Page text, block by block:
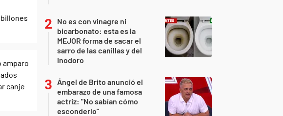
No es con vinagre ni
bicarbonato: esta es la
MEJOR forma de sacar el
sarro de las canillas y del
inodoro
Ángel de Brito anunció el
embarazo de una famosa
actriz: "No sabían cómo
esconderlo"